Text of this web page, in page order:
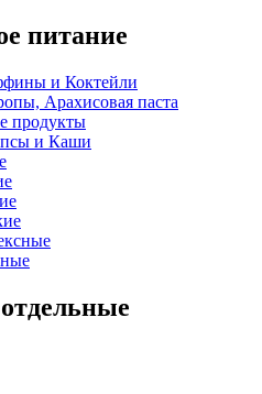
питание
и Коктейли
Арахисовая паста
продукты
и Каши